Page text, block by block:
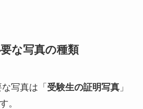
な写真の種類
写真は「 受験生の証明写真」
。